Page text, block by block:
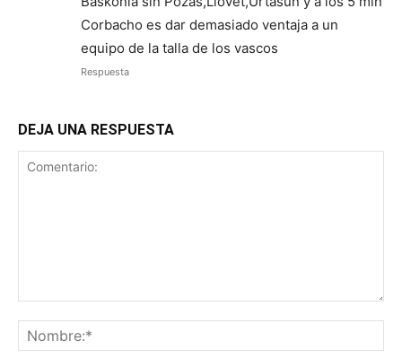
Corbacho es dar demasiado ventaja a un
equipo de la talla de los vascos
Respuesta
DEJA UNA RESPUESTA